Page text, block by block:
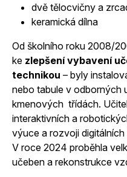
dvě tělocvičny a
keramická dílna
Od školního roku 2008/
ke zlepšení vybavení
technikou – byly
nebo tabule v odborných
kmenových třídách.
interaktivních a
výuce a rozvoji
V roce 2024 proběhla
učeben a rekonstrukce